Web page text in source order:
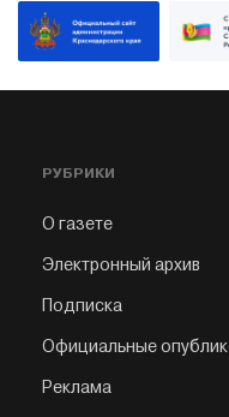
РУБРИКИ
О газете
Электронный архив
Подписка
Официальные
Реклама